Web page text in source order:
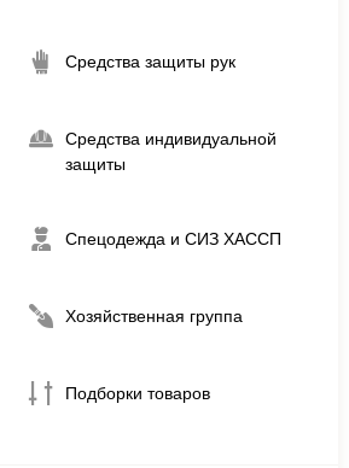
Средства защиты рук
Средства индивидуальной
защиты
Спецодежда и СИЗ ХАССП
Хозяйственная группа
Подборки товаров